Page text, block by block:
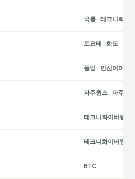
국룰 · 테크니화이
토요테 · 화모
풀잎 · 안산어머니
파주퀸즈 · 파주목
테크니화이버팀
테크니화이버팀
BTC